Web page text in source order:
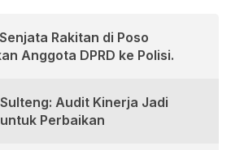
Rakitan di Poso
Anggota DPRD ke Polisi.
Audit Kinerja Jadi
Perbaikan